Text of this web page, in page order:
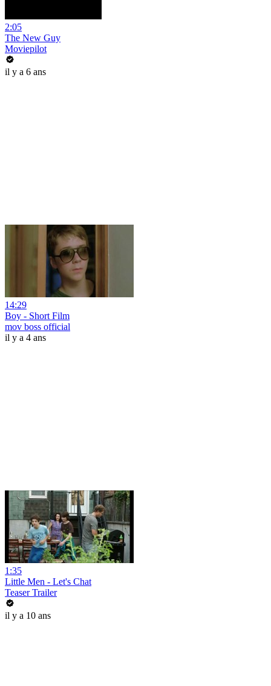
2:05
The New Guy
Moviepilot
il y a 6 ans
14:29
Boy - Short Film
mov boss official
il y a 4 ans
1:35
Little Men - Let's Chat
Teaser Trailer
il y a 10 ans